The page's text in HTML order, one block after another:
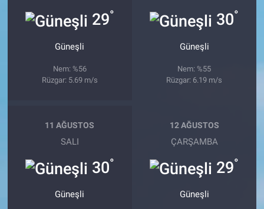
29°
Güneşli
Nem: %56
Rüzgar: 5.69 m/s
30°
Güneşli
Nem: %55
Rüzgar: 6.19 m/s
11 AĞUSTOS
SALI
30°
Güneşli
12 AĞUSTOS
ÇARŞAMBA
29°
Güneşli